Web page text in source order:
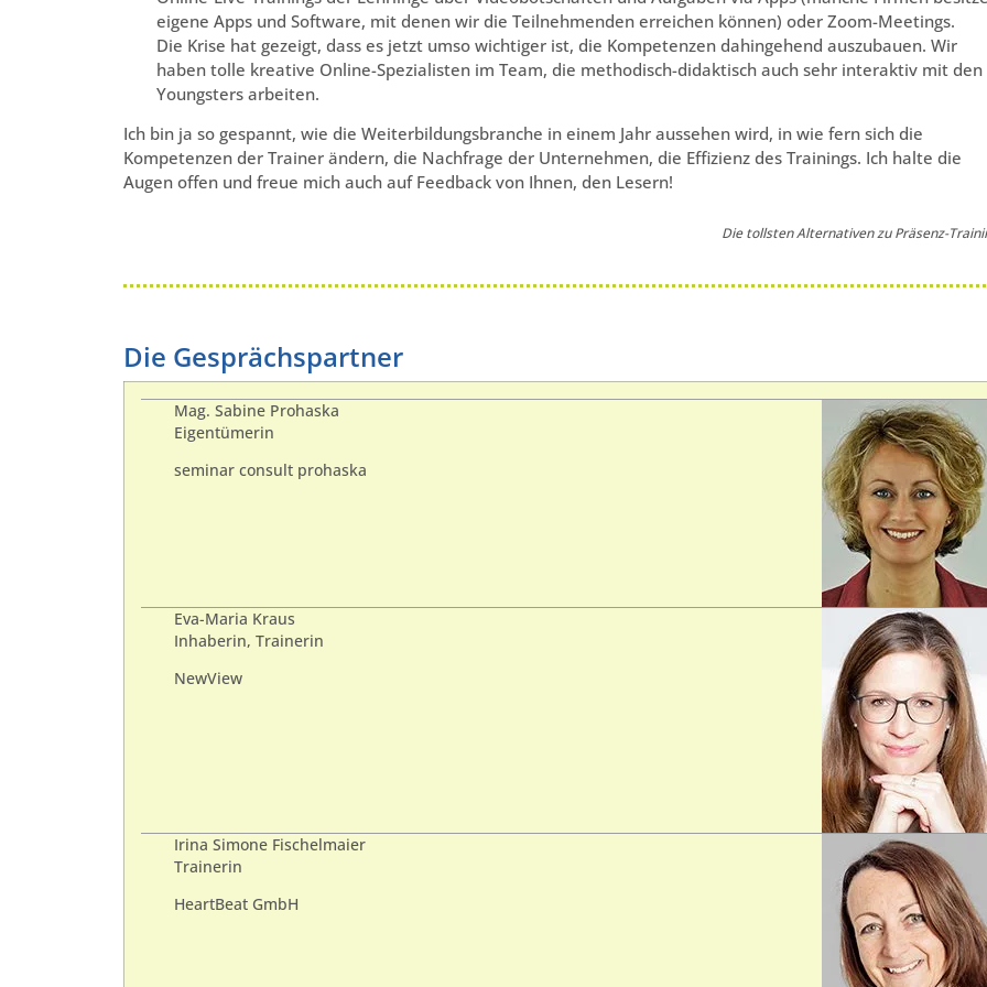
eigene Apps und Software, mit denen wir die Teilnehmenden erreichen können) oder Zoom-Meetings.
Die Krise hat gezeigt, dass es jetzt umso wichtiger ist, die Kompetenzen dahingehend auszubauen. Wir
haben tolle kreative Online-Spezialisten im Team, die methodisch-didaktisch auch sehr interaktiv mit den
Youngsters arbeiten.
Ich bin ja so gespannt, wie die Weiterbildungsbranche in einem Jahr aussehen wird, in wie fern sich die
Kompetenzen der Trainer ändern, die Nachfrage der Unternehmen, die Effizienz des Trainings. Ich halte die
Augen offen und freue mich auch auf Feedback von Ihnen, den Lesern!
Die tollsten Alternativen zu Präsenz-
Die Gesprächspartner
Mag. Sabine Prohaska
Eigentümerin
seminar consult prohaska
Eva-Maria Kraus
Inhaberin, Trainerin
NewView
Irina Simone Fischelmaier
Trainerin
HeartBeat GmbH